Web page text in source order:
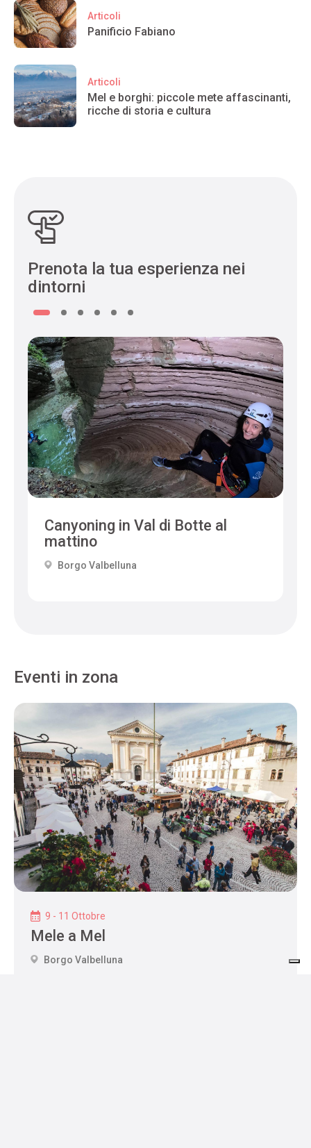
Articoli
Panificio Fabiano
Articoli
Mel e borghi: piccole mete affascinanti,
ricche di storia e cultura
Prenota la tua esperienza nei
dintorni
Canyoning in Val di Botte al
mattino
Borgo Valbelluna
Eventi in zona
9 - 11 Ottobre
Mele a Mel
Borgo Valbelluna